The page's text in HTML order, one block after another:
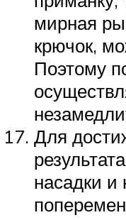
мирная
крючок,
Поэтому
Для
насадки и